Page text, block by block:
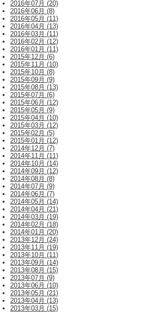
2016年07月 (20)
2016年06月 (8)
2016年05月 (11)
2016年04月 (13)
2016年03月 (11)
2016年02月 (12)
2016年01月 (11)
2015年12月 (6)
2015年11月 (10)
2015年10月 (8)
2015年09月 (9)
2015年08月 (13)
2015年07月 (6)
2015年06月 (12)
2015年05月 (9)
2015年04月 (10)
2015年03月 (12)
2015年02月 (5)
2015年01月 (12)
2014年12月 (7)
2014年11月 (11)
2014年10月 (14)
2014年09月 (12)
2014年08月 (8)
2014年07月 (9)
2014年06月 (7)
2014年05月 (14)
2014年04月 (21)
2014年03月 (19)
2014年02月 (18)
2014年01月 (20)
2013年12月 (24)
2013年11月 (19)
2013年10月 (11)
2013年09月 (14)
2013年08月 (15)
2013年07月 (9)
2013年06月 (10)
2013年05月 (21)
2013年04月 (13)
2013年03月 (15)